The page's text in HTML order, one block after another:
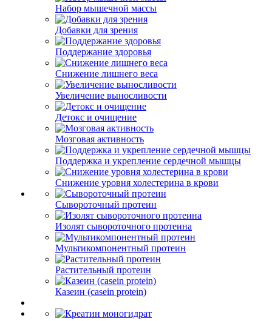
Набор мышечной массы
Добавки для зрения
Поддержание здоровья
Снижение лишнего веса
Увеличение выносливости
Детокс и очищение
Мозговая активность
Поддержка и укрепление сердечной мышцы
Снижение уровня холестерина в крови
Сывороточный протеин
Изолят сывороточного протеина
Мультикомпонентный протеин
Растительный протеин
Казеин (casein protein)